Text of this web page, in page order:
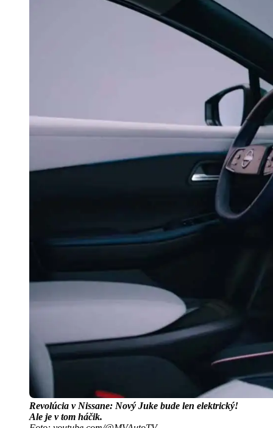
Revolúcia v Nissane: Nový Juke bude len elektrický!
Ale je v tom háčik.